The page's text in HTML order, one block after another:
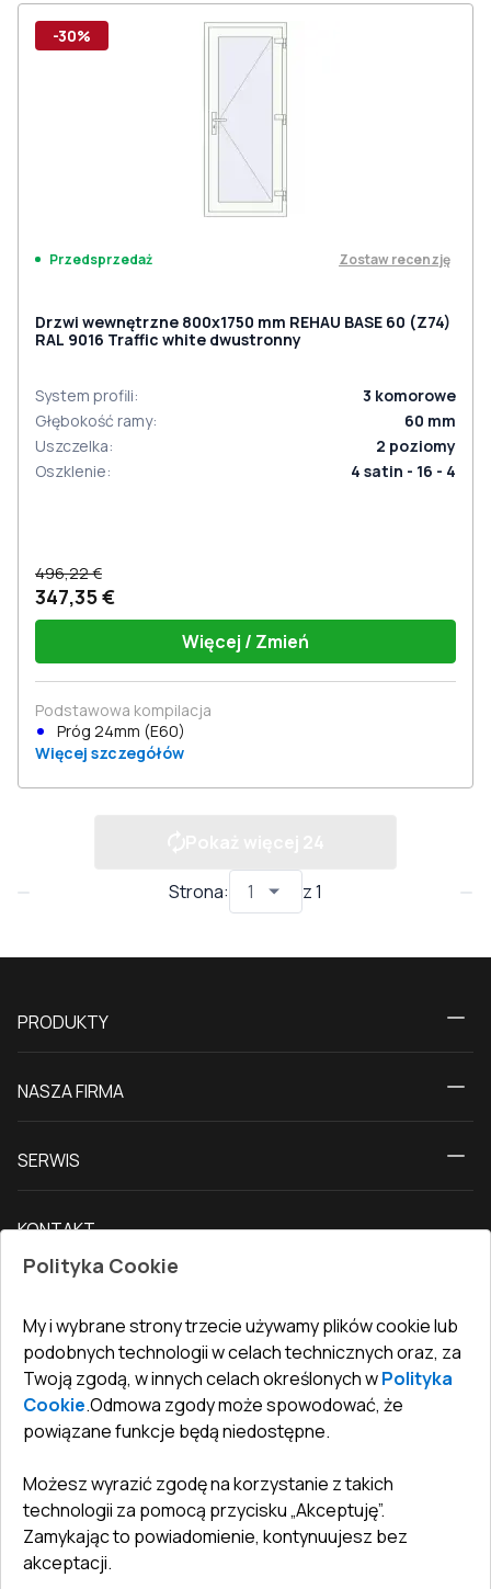
-30%
Przedsprzedaż Zostaw recenzję
Drzwi wewnętrzne 800x1750 mm REHAU BASE 60 (Z74)
RAL 9016 Traffic white dwustronny
System profili: 3 komorowe
Głębokość ramy: 60 mm
Uszczelka: 2 poziomy
Oszklenie: 4 satin - 16 - 4
496,22 €
347,35 €
Więcej / Zmień
Podstawowa kompilacja
Próg 24mm (E60)
Więcej szczegółów
Strona: z1
PRODUKTY
Okna
Drzwi balkonowe
NASZA FIRMA
Kontakt z nami
Dla firm, współpraca
SERWIS
Warunki zwrotu towarów
Gwarancja
KONTAKT
Biuro:ul. Święty Marcin 29/8, 61-806 Poznań
undefined(undefined)
info@toptechnik.com.pl
Polityka prywatności
REGULAMIN
Polityka Cookie
My i wybrane strony trzecie używamy plików cookie lub
podobnych technologii w celach technicznych oraz, za
Twoją zgodą, w innych celach określonych wPolityka
Cookie.Odmowa zgody może spowodować, że
powiązane funkcje będą niedostępne.
Możesz wyrazić zgodę na korzystanie z takich
technologii za pomocą przycisku „Akceptuję”.
Zamykając to powiadomienie, kontynuujesz bez
akceptacji.